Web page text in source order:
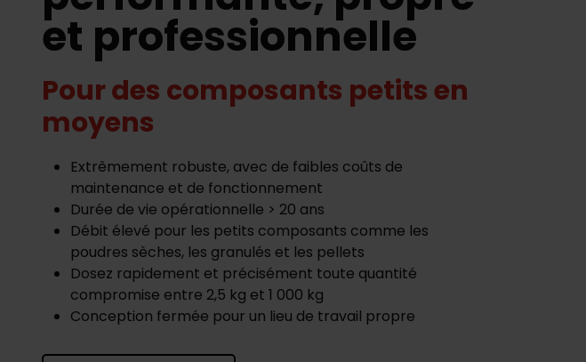
et professionnelle
Pour des composants petits en
moyens
Extrêmement robuste, avec de faibles coûts de
maintenance et de fonctionnement
Durée de vie opérationnelle > 20 ans
Débit élevé pour les petits composants comme les
poudres sèches, les granulés et les pellets
Dosez rapidement et précisément toute quantité
compromise entre 2,5 kg et 1 000 kg
Conception fermée pour un lieu de travail propre